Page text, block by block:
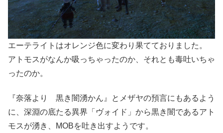
エーテライトはオレンジ色に変わり果てておりました。
アトモスがなんか吸っちゃったのか、それとも毒吐いちゃ
ったのか。
『奈落より 黒き闇湧かん』とメザヤの預言にもあるよう
に、深淵の底たる異界「ヴォイド」から黒き闇であるアト
モスが湧き、MOBを吐き出すようです。